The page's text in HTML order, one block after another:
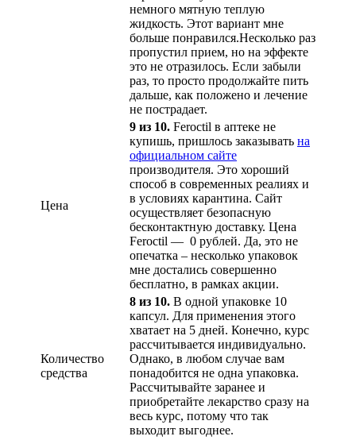
немного мятную теплую
жидкость. Этот вариант мне
больше понравился.Несколько раз
пропустил прием, но на эффекте
это не отразилось. Если забыли
раз, то просто продолжайте пить
дальше, как положено и лечение
не пострадает.
Цена
9 из 10. Feroctil в аптеке не
купишь, пришлось заказывать на
официальном сайте
производителя. Это хороший
способ в современных реалиях и
в условиях карантина. Сайт
осуществляет безопасную
бесконтактную доставку. Цена
Feroctil — 0 рублей. Да, это не
опечатка – несколько упаковок
мне достались совершенно
бесплатно, в рамках акции.
Количество
средства
8 из 10. В одной упаковке 10
капсул. Для применения этого
хватает на 5 дней. Конечно, курс
рассчитывается индивидуально.
Однако, в любом случае вам
понадобится не одна упаковка.
Рассчитывайте заранее и
приобретайте лекарство сразу на
весь курс, потому что так
выходит выгоднее.